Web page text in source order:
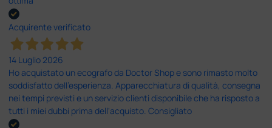
Acquirente verificato
14 Luglio 2026
Ho acquistato un ecografo da Doctor Shop e sono rimasto molto
soddisfatto dell'esperienza. Apparecchiatura di qualità, consegna
nei tempi previsti e un servizio clienti disponibile che ha risposto a
tutti i miei dubbi prima dell'acquisto. Consigliato